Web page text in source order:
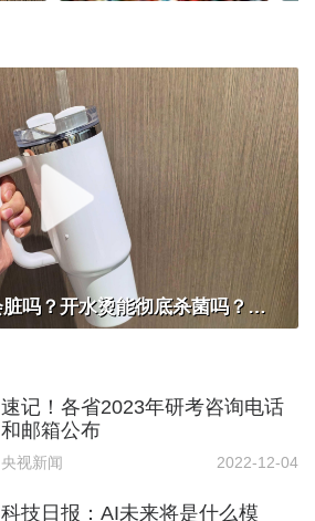
只装白开水就不会脏吗？开水烫能彻底杀菌吗？感控专家详解“吸管杯”藏菌真相｜都视频·热观察
速记！各省2023年研考咨询电话
和邮箱公布
央视新闻 2022-12-04
科技日报：AI未来将是什么模